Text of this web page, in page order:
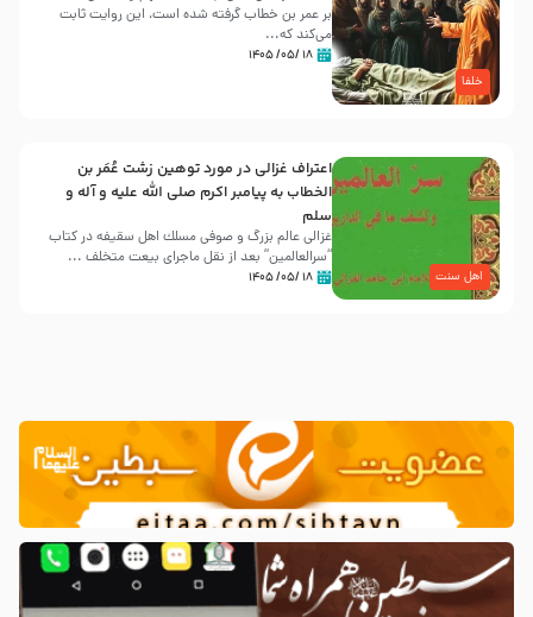
خلفا
بر عمر بن خطاب گرفته شده است، این روایت ثابت
می‌کند که...
۱۸ /۰۵/ ۱۴۰۵
اهل سنت
اعتراف غزالی در مورد توهین زشت عُمَر بن
الخطاب به پیامبر اکرم صلی الله علیه و آله و
سلم
غزالی عالم بزرگ و صوفی مسلك اهل سقيفه در کتاب
“سرالعالمین” بعد از نقل ماجرای بیعت متخلف ...
۱۸ /۰۵/ ۱۴۰۵